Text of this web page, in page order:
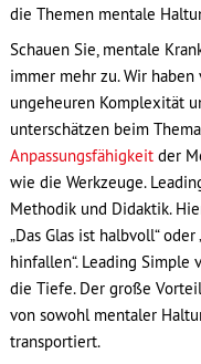
die Themen mentale
Schauen Sie, mentale
immer mehr zu. Wir
ungeheuren Komplexität
unterschätzen beim
Anpassungsfähigkeitder
wie die Werkzeuge.
Methodik und Didaktik.
„Das Glas ist halbvoll“ oder
hinfallen“. Leading
die Tiefe. Der große
von sowohl mentaler
transportiert.